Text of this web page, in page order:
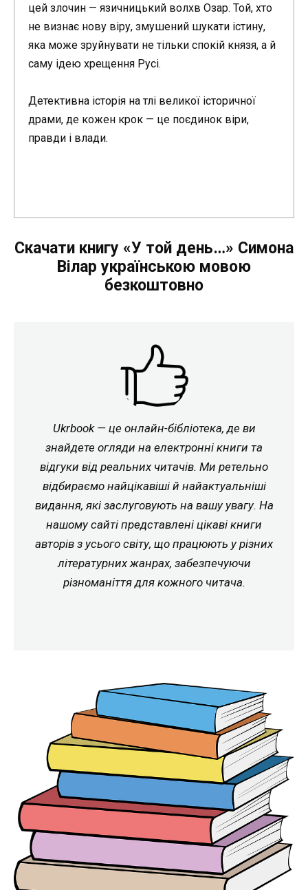
цей злочин — язичницький волхв Озар. Той, хто
не визнає нову віру, змушений шукати істину,
яка може зруйнувати не тільки спокій князя, а й
саму ідею хрещення Русі.
Детективна історія на тлі великої історичної
драми, де кожен крок — це поєдинок віри,
правди і влади.
Скачати книгу «У той день…» Симона
Вілар українською мовою
безкоштовно
Ukrbook — це онлайн-бібліотека, де ви
знайдете огляди на електронні книги та
відгуки від реальних читачів. Ми ретельно
відбираємо найцікавіші й найактуальніші
видання, які заслуговують на вашу увагу. На
нашому сайті представлені цікаві книги
авторів з усього світу, що працюють у різних
літературних жанрах, забезпечуючи
різноманіття для кожного читача.